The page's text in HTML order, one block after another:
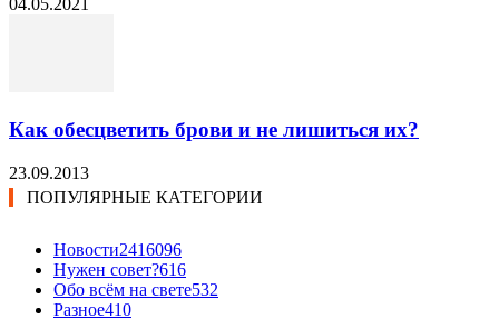
04.05.2021
Как обесцветить брови и не лишиться их?
23.09.2013
ПОПУЛЯРНЫЕ КАТЕГОРИИ
Новости2416096
Нужен совет?616
Обо всём на свете532
Разное410